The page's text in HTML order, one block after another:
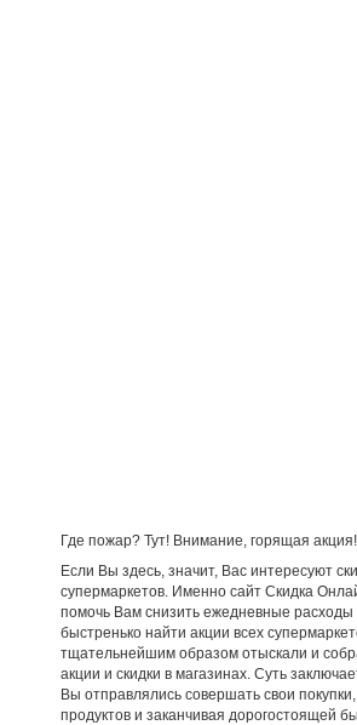
Где пожар? Тут! Внимание, горящая акция!
Если Вы здесь, значит, Вас интересуют
супермаркетов. Именно сайт Скидка
помочь Вам снизить ежедневные расходы
быстренько найти акции всех
тщательнейшим образом отыскали и
акции и скидки в магазинах. Суть
Вы отправлялись совершать свои
продуктов и заканчивая дорогостоящей